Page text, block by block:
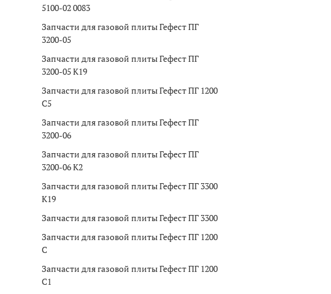
5100-02 0083
Запчасти для газовой плиты Гефест ПГ
3200-05
Запчасти для газовой плиты Гефест ПГ
3200-05 K19
Запчасти для газовой плиты Гефест ПГ 1200
C5
Запчасти для газовой плиты Гефест ПГ
3200-06
Запчасти для газовой плиты Гефест ПГ
3200-06 K2
Запчасти для газовой плиты Гефест ПГ 3300
K19
Запчасти для газовой плиты Гефест ПГ 3300
Запчасти для газовой плиты Гефест ПГ 1200
C
Запчасти для газовой плиты Гефест ПГ 1200
C1